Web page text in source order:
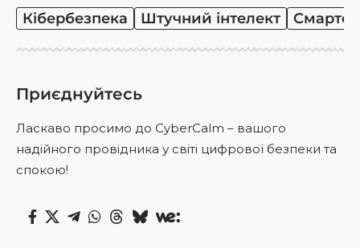
Кібербезпека Штучний інтелект
Приєднуйтесь
Ласкаво просимо до CyberCalm – вашого
надійного провідника у світі цифрової безпеки та
спокою!